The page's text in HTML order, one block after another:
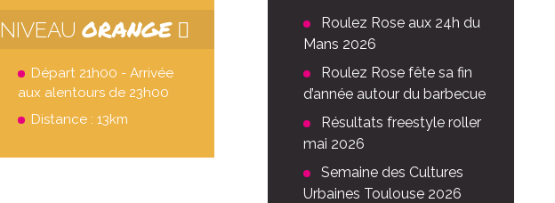
NIVEAU ORANGE
Départ 21h00 - Arrivée
aux alentours de 23h00
Distance : 13km
Roulez Rose aux 24h du
Mans 2026
Roulez Rose fête sa fin
d’année autour du barbecue
Résultats freestyle roller
mai 2026
Semaine des Cultures
Urbaines Toulouse 2026